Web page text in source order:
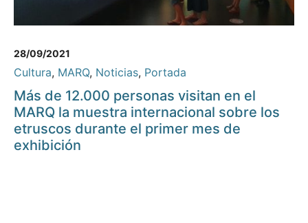
28/09/2021
Cultura, MARQ, Noticias, Portada
Más de 12.000 personas visitan en el
MARQ la muestra internacional sobre los
etruscos durante el primer mes de
exhibición